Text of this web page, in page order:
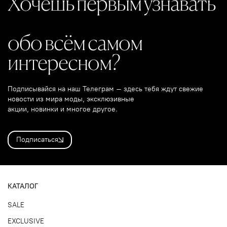
обо всём самом
интересном?
Подписывайся на наш Телеграм – здесь тебя ждут свежие
новости из мира моды, эксклюзивные
акции, новинки и многое другое.
Подписаться
КАТАЛОГ
SALE
EXCLUSIVE